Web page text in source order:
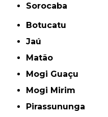
Sorocaba
Botucatu
Jaú
Matão
Mogi Guaçu
Mogi Mirim
Pirassununga